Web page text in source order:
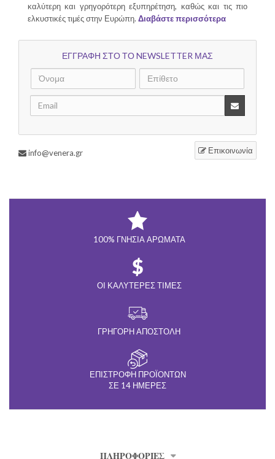
καλύτερη και γρηγορότερη εξυπηρέτηση, καθώς και τις πιο
ελκυστικές τιμές στην Ευρώπη. Διαβάστε περισσότερα
ΕΓΓΡΑΦΗ ΣΤΟ ΤΟ NEWSLETTER ΜΑΣ
Επικοινωνία
info@venera.gr
100% ΓΝΉΣΙΑ ΑΡΏΜΑΤΑ
ΟΙ ΚΑΛΎΤΕΡΕΣ ΤΙΜΈΣ
ΓΡΉΓΟΡΗ ΑΠΟΣΤΟΛΉ
ΕΠΙΣΤΡΟΦΉ ΠΡΟΪΌΝΤΩΝ
ΣΕ 14 ΗΜΈΡΕΣ
ΠΛΗΡΟΦΟΡΊΕΣ